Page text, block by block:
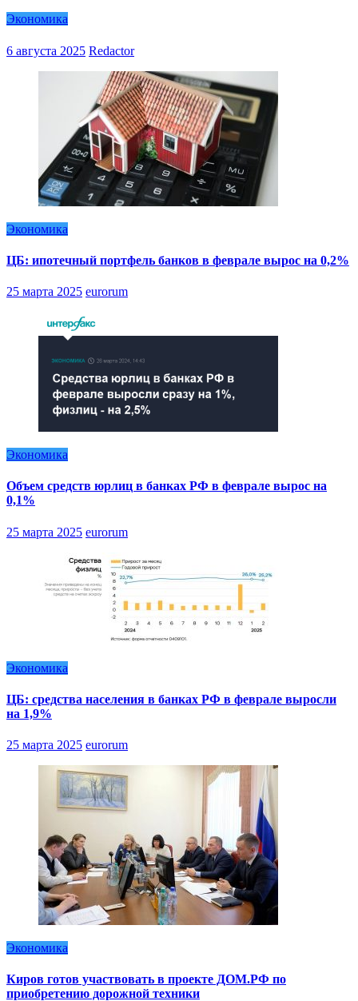
Экономика
6 августа 2025 Redactor
Экономика
ЦБ: ипотечный портфель банков в феврале вырос на 0,2%
25 марта 2025 eurorum
Экономика
Объем средств юрлиц в банках РФ в феврале вырос на
0,1%
25 марта 2025 eurorum
Экономика
ЦБ: средства населения в банках РФ в феврале выросли
на 1,9%
25 марта 2025 eurorum
Экономика
Киров готов участвовать в проекте ДОМ.РФ по
приобретению дорожной техники